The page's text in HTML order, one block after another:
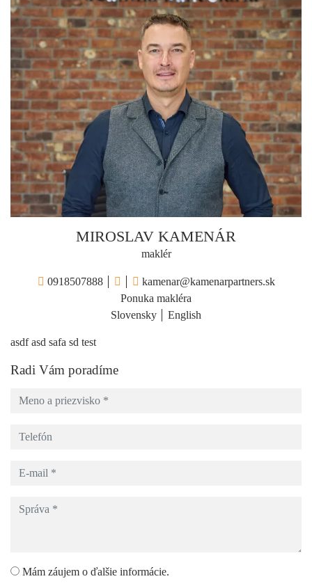
MIROSLAV KAMENÁR
maklér
0918507888
kamenar@kamenarpartners.sk
Ponuka makléra
Slovensky
English
asdf asd safa sd test
Radi Vám poradíme
Mám záujem o ďalšie informácie.